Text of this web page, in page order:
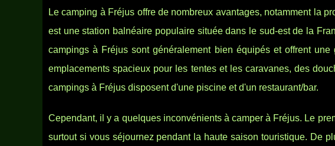
Le camping à Fréjus offre de nombreux avantages, notamment la
est une station balnéaire populaire située dans le sud-est de la
campings à Fréjus sont généralement bien équipés et offrent
emplacements spacieux pour les tentes et les caravanes, des
campings à Fréjus disposent d'une piscine et d'un restaurant/bar.
Cependant, il y a quelques inconvénients à camper à Fréjus. Le
surtout si vous séjournez pendant la haute saison touristique. De